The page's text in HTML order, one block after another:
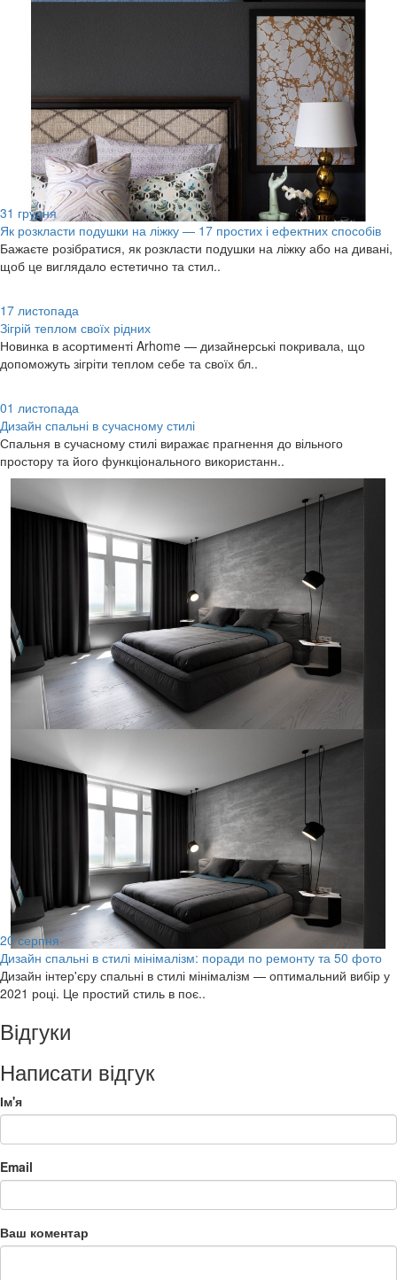
31 грудня
Як розкласти подушки на ліжку — 17 простих і ефектних способів
Бажаєте розібратися, як розкласти подушки на ліжку або на дивані,
щоб це виглядало естетично та стил..
17 листопада
Зігрій теплом своїх рідних
Новинка в асортименті Arhome — дизайнерські покривала, що
допоможуть зігріти теплом себе та своїх бл..
01 листопада
Дизайн спальні в сучасному стилі
Спальня в сучасному стилі виражає прагнення до вільного
простору та його функціонального використанн..
20серпня
Дизайн спальні в стилі мінімалізм: поради по ремонту та 50 фото
Дизайн інтер'єру спальні в стилі мінімалізм — оптимальний вибір у
2021 році. Це простий стиль в поє..
Відгуки
Написати відгук
Ім'я
Email
Ваш коментар